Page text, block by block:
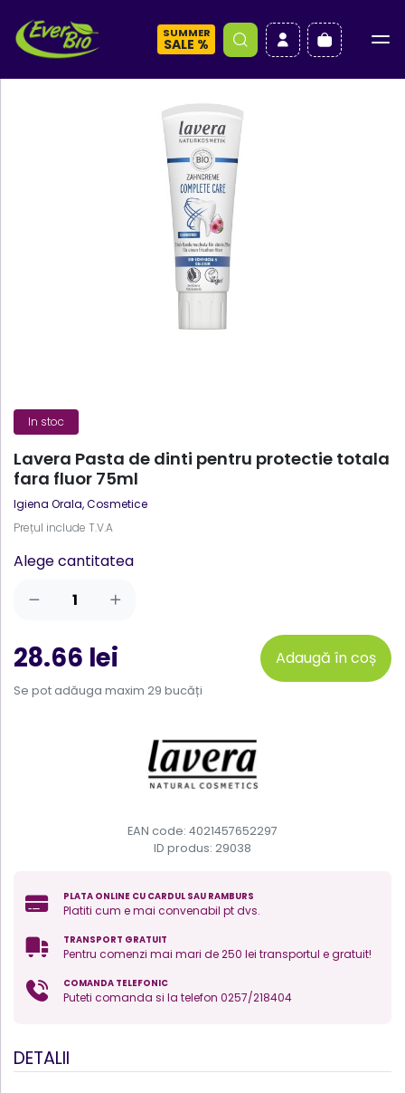
SUMMER
SALE %
In stoc
Lavera Pasta de dinti pentru protectie totala
fara fluor 75ml
Igiena Orala,Cosmetice
Prețul include T.V.A
Alege cantitatea
28.66 lei Adaugă în coș
Se pot adăuga maxim 29 bucăți
EAN code: 4021457652297
ID produs: 29038
PLATA ONLINE CU CARDUL SAU RAMBURS
Platiti cum e mai convenabil pt dvs.
TRANSPORT GRATUIT
Pentru comenzi mai mari de 250 lei transportul e gratuit!
COMANDA TELEFONIC
Puteti comanda si la telefon 0257/218404
DETALII